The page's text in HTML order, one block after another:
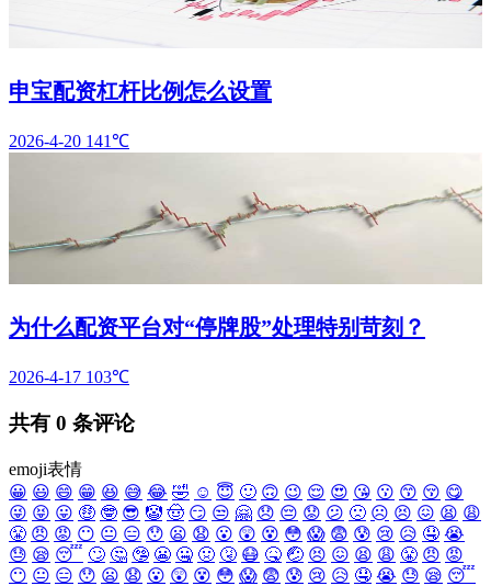
申宝配资杠杆比例怎么设置
2026-4-20 141℃
为什么配资平台对“停牌股”处理特别苛刻？
2026-4-17 103℃
共有 0 条评论
emoji表情
😀 😃 😄 😁 😆 😅 😂 🤣 ☺️ 😇 🙂 🙃 😉 😌 😍 😘 😗 😙 😚 😋
😜 😝 😛 🤑 🤓 😎 🤡 🤠 😏 😒 🤗 😞 😔 😟 😕 🙁 ☹️ 😣 😖 😫 😩
😤 😠 😡 😶 😐 😑 😯 😦 😧 😮 😲 😵 😳 😱 😨 😰 😢 😥 🤤 😭
😓 😪 😴 🙄 🤔 🤥 😬 🤐 🤢 🤧 😷 🤒 🤕 😣 😖 😫 😩 😤 😠 😡
😶 😐 😑 😯 😦 😧 😮 😲 😵 😳 😱 😨 😰 😢 😥 🤤 😭 😓 😪 😴